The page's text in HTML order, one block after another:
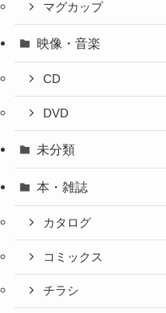
マグカップ
映像・音楽
CD
DVD
未分類
本・雑誌
カタログ
コミックス
チラシ